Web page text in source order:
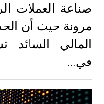
صناعة العملات
مرونة حيث أن
المالي السائد
في…